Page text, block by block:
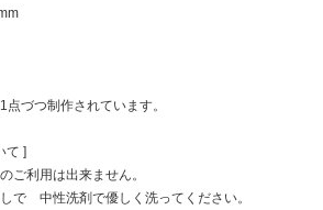
づつ制作されています。
て ]
ご利用は出来ません。
で 中性洗剤で優しく洗ってください。